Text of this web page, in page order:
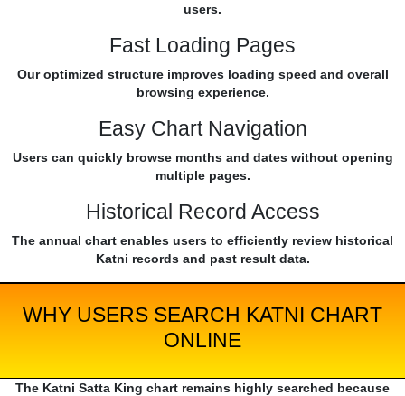
users.
Fast Loading Pages
Our optimized structure improves loading speed and overall
browsing experience.
Easy Chart Navigation
Users can quickly browse months and dates without opening
multiple pages.
Historical Record Access
The annual chart enables users to efficiently review historical
Katni records and past result data.
WHY USERS SEARCH KATNI CHART
ONLINE
The Katni Satta King chart remains highly searched because